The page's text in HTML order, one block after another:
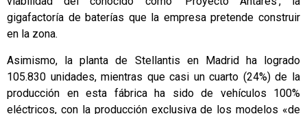
gigafactoría de baterías que la empresa pretende construir
en la zona.
Asimismo, la planta de Stellantis en Madrid ha logrado
105.830 unidades, mientras que casi un cuarto (24%) de la
producción en esta fábrica ha sido de vehículos 100%
eléctricos, con la producción exclusiva de los modelos «de